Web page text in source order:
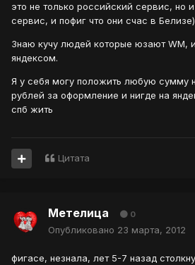
это не только российский сервис, но
сервис, и пофиг что они счас в
Знаю кучу людей которые юзают WM,
яндексом.
Я у себя могу положить любую сумму
рублей за оформление и нигде на
спб жить
Цитата
Метелица 0
Опубликовано 23 марта, 2012
фигасе, незнала, лет 5-7 назад